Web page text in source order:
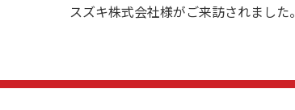
スズキ株式会社様がご来訪されました。